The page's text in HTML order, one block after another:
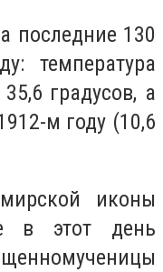
130
температура
градусов, а
м году (10,6
иконы
в этот день